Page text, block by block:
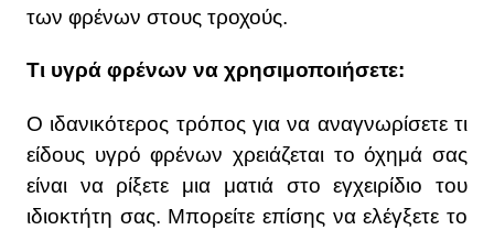
των φρένων στους τροχούς.
Τι υγρά φρένων να χρησιμοποιήσετε:
Ο ιδανικότερος τρόπος για να αναγνωρίσετε τι
είδους υγρό φρένων χρειάζεται το όχημά σας
είναι να ρίξετε μια ματιά στο εγχειρίδιο του
ιδιοκτήτη σας. Μπορείτε επίσης να ελέγξετε το